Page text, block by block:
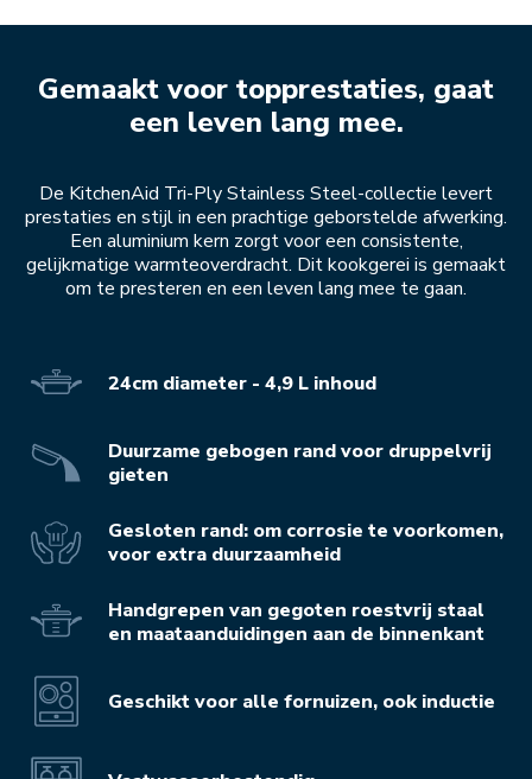
Gemaakt voor topprestaties, gaat
een leven lang mee.
De KitchenAid Tri-Ply Stainless Steel-collectie levert
prestaties en stijl in een prachtige geborstelde afwerking.
Een aluminium kern zorgt voor een consistente,
gelijkmatige warmteoverdracht. Dit kookgerei is gemaakt
om te presteren en een leven lang mee te gaan.
24cm diameter - 4,9 L inhoud
Duurzame gebogen rand voor druppelvrij
gieten
Gesloten rand: om corrosie te voorkomen,
voor extra duurzaamheid
Handgrepen van gegoten roestvrij staal
en maataanduidingen aan de binnenkant
Geschikt voor alle fornuizen, ook inductie